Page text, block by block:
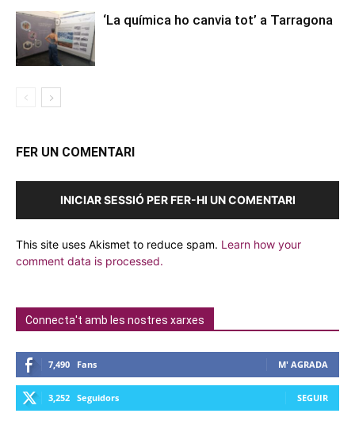
‘La química ho canvia tot’ a Tarragona
FER UN COMENTARI
INICIAR SESSIÓ PER FER-HI UN COMENTARI
This site uses Akismet to reduce spam. Learn how your
comment data is processed.
Connecta't amb les nostres xarxes
7,490 Fans M' AGRADA
3,252 Seguidors SEGUIR